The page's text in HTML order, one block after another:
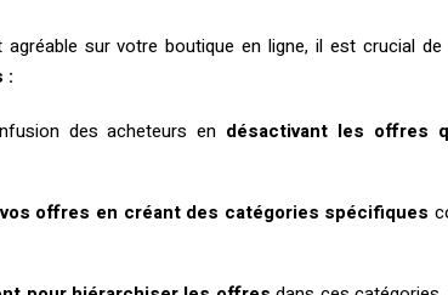
sur votre boutique en ligne, il est crucial de
:
des acheteurs en désactivant les offres
offres en créant des catégories spécifiques